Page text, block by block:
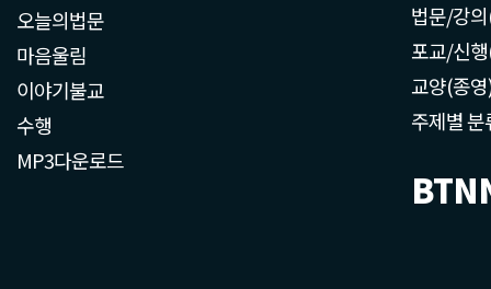
오늘의법문
마음울림
이야기불교
수행
MP3다운로드
법문/강
포교/신
교양(종
주제별 분